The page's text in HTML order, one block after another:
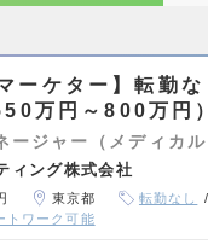
ーケター】転勤
万円～800万円）
ージャー（メディカル
ィング株式会社
東京都 転勤なし
トワーク可能